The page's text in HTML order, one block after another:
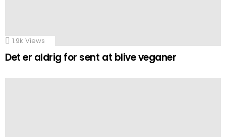
1.9k Views
Det er aldrig for sent at blive veganer